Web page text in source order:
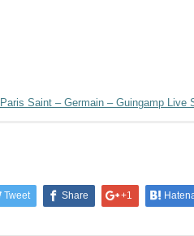
Paris Saint – Germain – Guingamp Live
Tweet Share +1